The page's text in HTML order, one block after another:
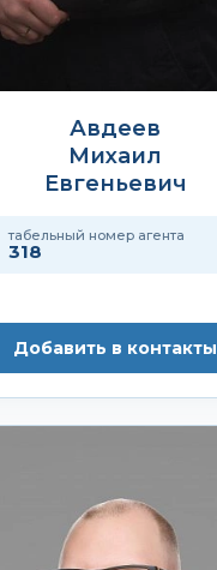
Авдеев
Михаил
Евгеньевич
табельный номер агента
318
Добавить в контакты